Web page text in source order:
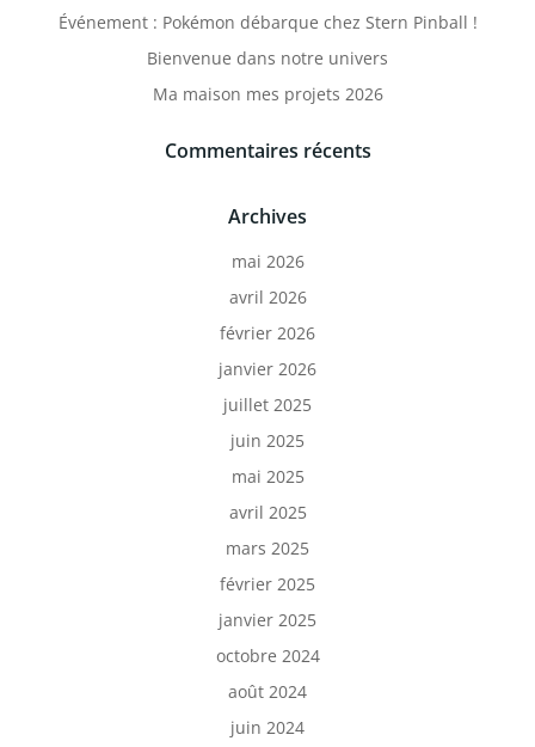
Événement : Pokémon débarque chez Stern Pinball !
Bienvenue dans notre univers
Ma maison mes projets 2026
Commentaires récents
Archives
mai 2026
avril 2026
février 2026
janvier 2026
juillet 2025
juin 2025
mai 2025
avril 2025
mars 2025
février 2025
janvier 2025
octobre 2024
août 2024
juin 2024